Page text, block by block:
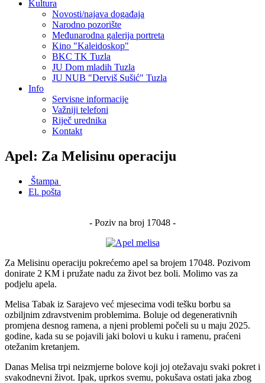
Kultura
Novosti/najava događaja
Narodno pozorište
Međunarodna galerija portreta
Kino "Kaleidoskop"
BKC TK Tuzla
JU Dom mladih Tuzla
JU NUB "Derviš Sušić" Tuzla
Info
Servisne informacije
Važniji telefoni
Riječ urednika
Kontakt
Apel: Za Melisinu operaciju
Štampa
El. pošta
- Poziv na broj 17048 -
Za Melisinu operaciju pokrećemo apel sa brojem 17048. Pozivom
donirate 2 KM i pružate nadu za život bez boli. Molimo vas za
podjelu apela.
Melisa Tabak iz Sarajevo već mjesecima vodi tešku borbu sa
ozbiljnim zdravstvenim problemima. Boluje od degenerativnih
promjena desnog ramena, a njeni problemi počeli su u maju 2025.
godine, kada su se pojavili jaki bolovi u kuku i ramenu, praćeni
otežanim kretanjem.
Danas Melisa trpi neizmjerne bolove koji joj otežavaju svaki pokret i
svakodnevni život. Ipak, uprkos svemu, pokušava ostati jaka zbog